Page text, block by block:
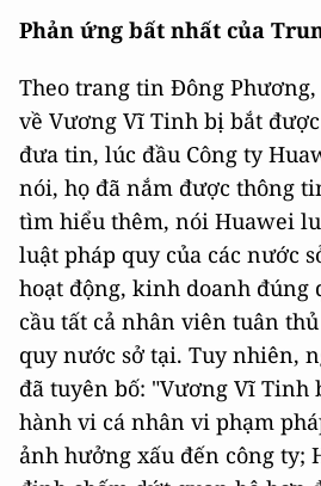
Phản ứng bất nhất của
Theo trang tin Đông
về Vương Vĩ Tinh bị bắt
đưa tin, lúc đầu Công ty
nói, họ đã nắm được thông
tìm hiểu thêm, nói Huawei
luật pháp quy của các nước
hoạt động, kinh doanh đúng
cầu tất cả nhân viên tuân
quy nước sở tại. Tuy nhiên,
đã tuyên bố: "Vương Vĩ Tinh
hành vi cá nhân vi phạm
ảnh hưởng xấu đến công ty;